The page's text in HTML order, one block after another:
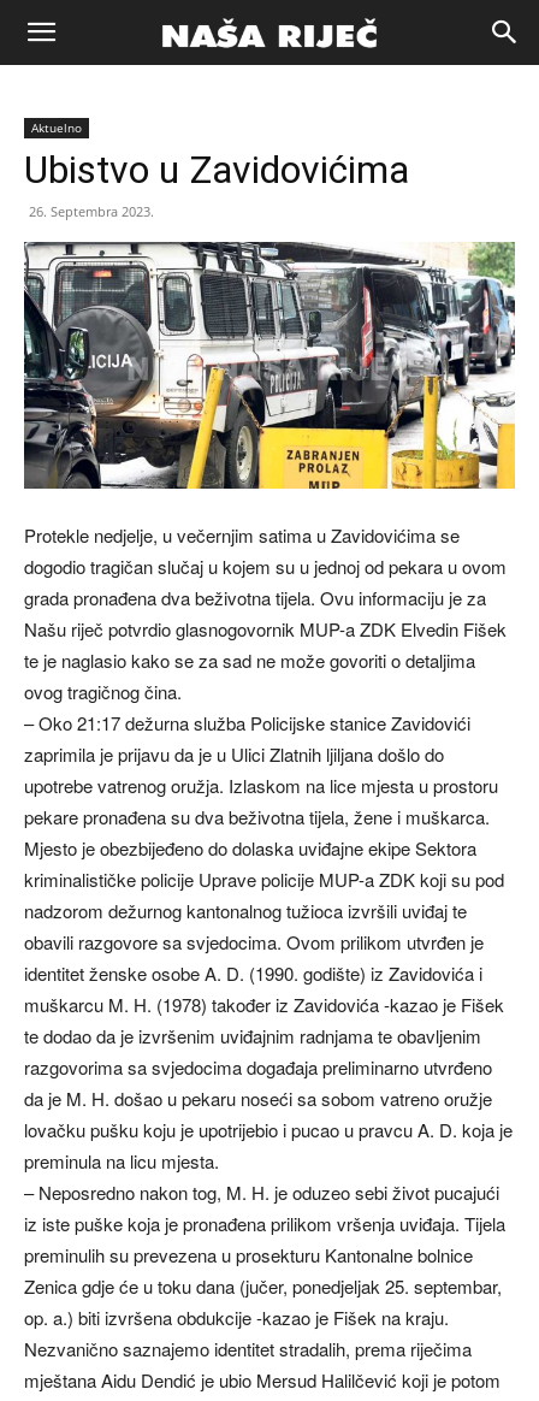
Naša
riječ
Zenica
Aktuelno
Ubistvo u Zavidovićima
26. Septembra 2023.
Protekle nedjelje, u večernjim satima u Zavidovićima se
dogodio tragičan slučaj u kojem su u jednoj od pekara u ovom
grada pronađena dva beživotna tijela. Ovu informaciju je za
Našu riječ potvrdio glasnogovornik MUP-a ZDK Elvedin Fišek
te je naglasio kako se za sad ne može govoriti o detaljima
ovog tragičnog čina.
– Oko 21:17 dežurna služba Policijske stanice Zavidovići
zaprimila je prijavu da je u Ulici Zlatnih ljiljana došlo do
upotrebe vatrenog oružja. Izlaskom na lice mjesta u prostoru
pekare pronađena su dva beživotna tijela, žene i muškarca.
Mjesto je obezbijeđeno do dolaska uviđajne ekipe Sektora
kriminalističke policije Uprave policije MUP-a ZDK koji su pod
nadzorom dežurnog kantonalnog tužioca izvršili uviđaj te
obavili razgovore sa svjedocima. Ovom prilikom utvrđen je
identitet ženske osobe A. D. (1990. godište) iz Zavidovića i
muškarcu M. H. (1978) također iz Zavidovića -kazao je Fišek
te dodao da je izvršenim uviđajnim radnjama te obavljenim
razgovorima sa svjedocima događaja preliminarno utvrđeno
da je M. H. došao u pekaru noseći sa sobom vatreno oružje
lovačku pušku koju je upotrijebio i pucao u pravcu A. D. koja je
preminula na licu mjesta.
– Neposredno nakon tog, M. H. je oduzeo sebi život pucajući
iz iste puške koja je pronađena prilikom vršenja uviđaja. Tijela
preminulih su prevezena u prosekturu Kantonalne bolnice
Zenica gdje će u toku dana (jučer, ponedjeljak 25. septembar,
op. a.) biti izvršena obdukcije -kazao je Fišek na kraju.
Nezvanično saznajemo identitet stradalih, prema riječima
mještana Aidu Dendić je ubio Mersud Halilčević koji je potom